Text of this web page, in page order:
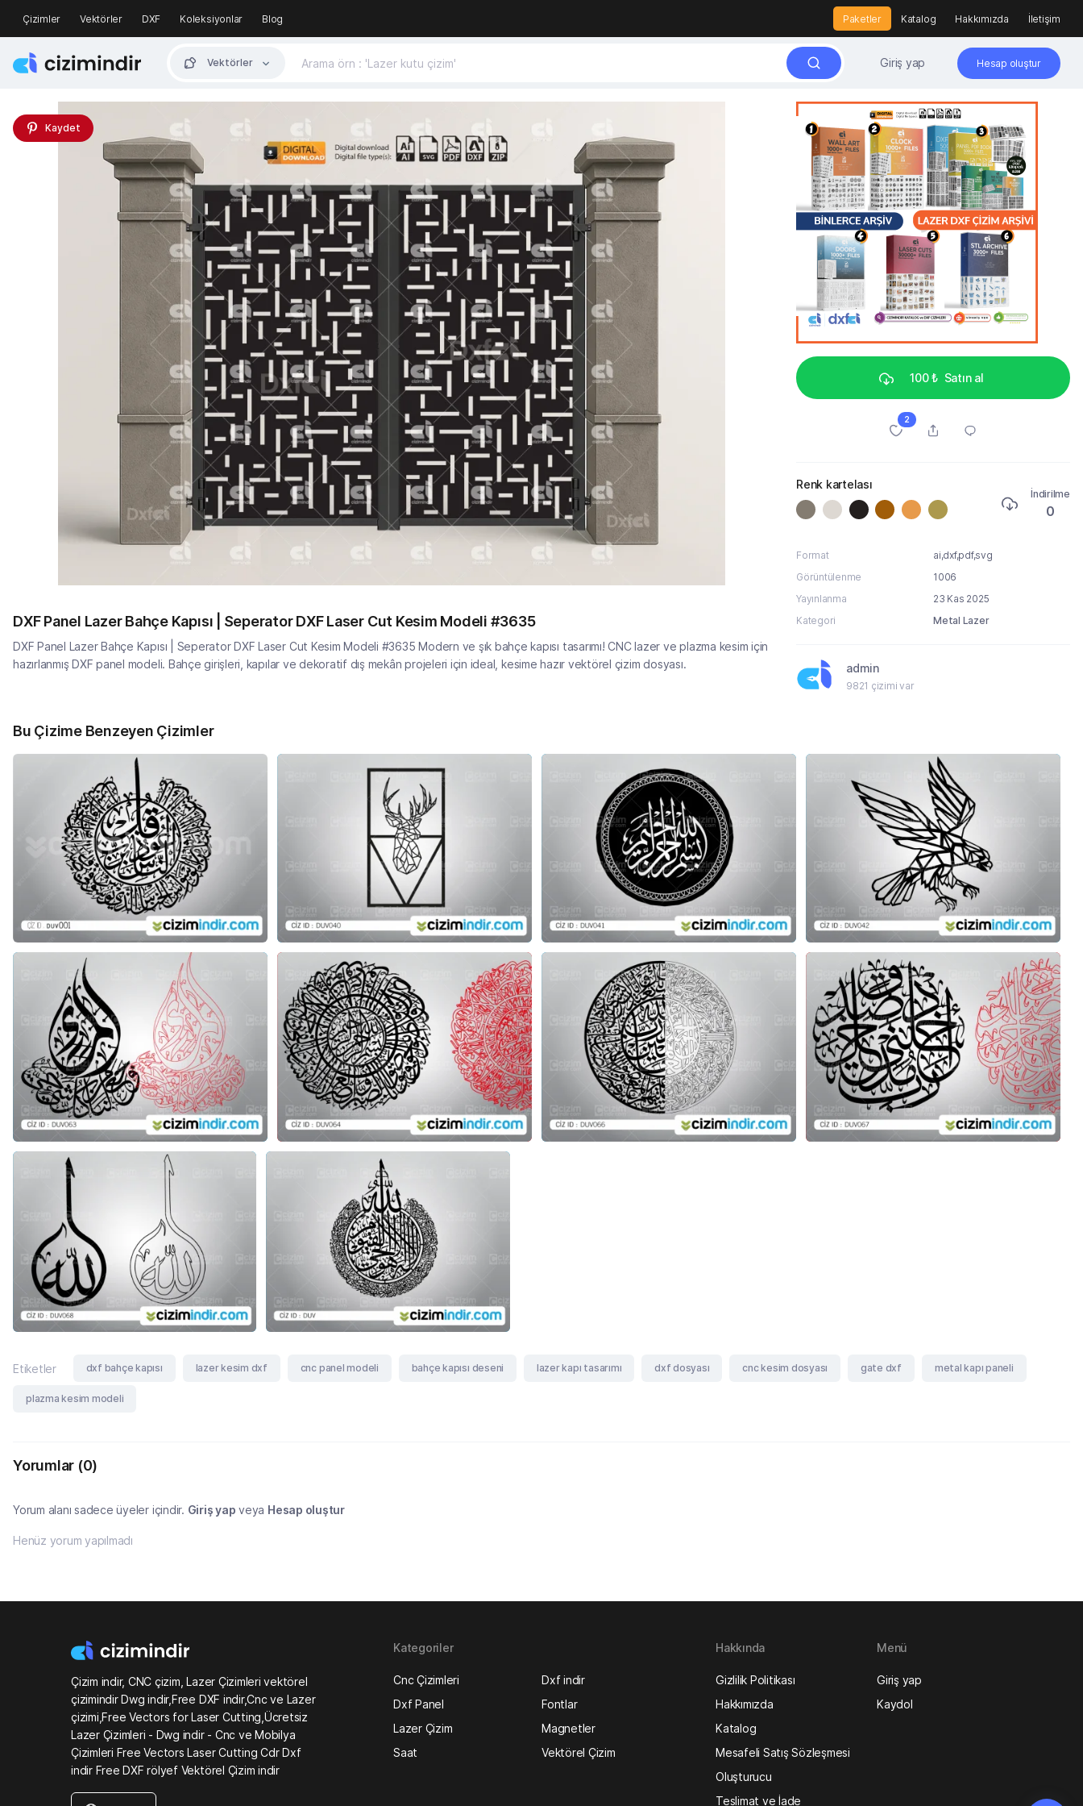
Çizimler Vektörler DXF Koleksiyonlar Blog Paketler Katalog Hakkımızda İletişim
Vektörler Giriş yap Hesap oluştur
Kaydet
DXF Panel Lazer Bahçe Kapısı | Seperator DXF Laser Cut Kesim Modeli #3635
DXF Panel Lazer Bahçe Kapısı | Seperator DXF Laser Cut Kesim Modeli #3635 Modern ve şık bahçe kapısı tasarımı! CNC lazer ve plazma kesim için
hazırlanmış DXF panel modeli. Bahçe girişleri, kapılar ve dekoratif dış mekân projeleri için ideal, kesime hazır vektörel çizim dosyası.
100 ₺ Satın al
2
Renk kartelası
İndirilme
0
Format
ai,dxf,pdf,svg
Görüntülenme
1006
Yayınlanma
23 Kas 2025
Kategori
Metal Lazer
admin
9821 çizimi var
Bu Çizime Benzeyen Çizimler
Etiketler dxf bahçe kapısı lazer kesim dxf cnc panel modeli bahçe kapısı deseni lazer kapı tasarımı dxf dosyası cnc kesim dosyası gate dxf metal kapı paneli
plazma kesim modeli
Yorumlar (0)
Yorum alanı sadece üyeler içindir. Giriş yap veya Hesap oluştur
Henüz yorum yapılmadı
Çizim indir, CNC çizim, Lazer Çizimleri vektörel
çizimindir Dwg indir,Free DXF indir,Cnc ve Lazer
çizimi,Free Vectors for Laser Cutting,Ücretsiz
Lazer Çizimleri - Dwg indir - Cnc ve Mobilya
Çizimleri Free Vectors Laser Cutting Cdr Dxf
indir Free DXF rölyef Vektörel Çizim indir
Kategoriler
Cnc Çizimleri
Dxf indir
Dxf Panel
Fontlar
Lazer Çizim
Magnetler
Saat
Vektörel Çizim
Hakkında
Gizlilik Politikası
Hakkımızda
Katalog
Mesafeli Satış Sözleşmesi
Oluşturucu
Teslimat ve İade
Menü
Giriş yap
Kaydol